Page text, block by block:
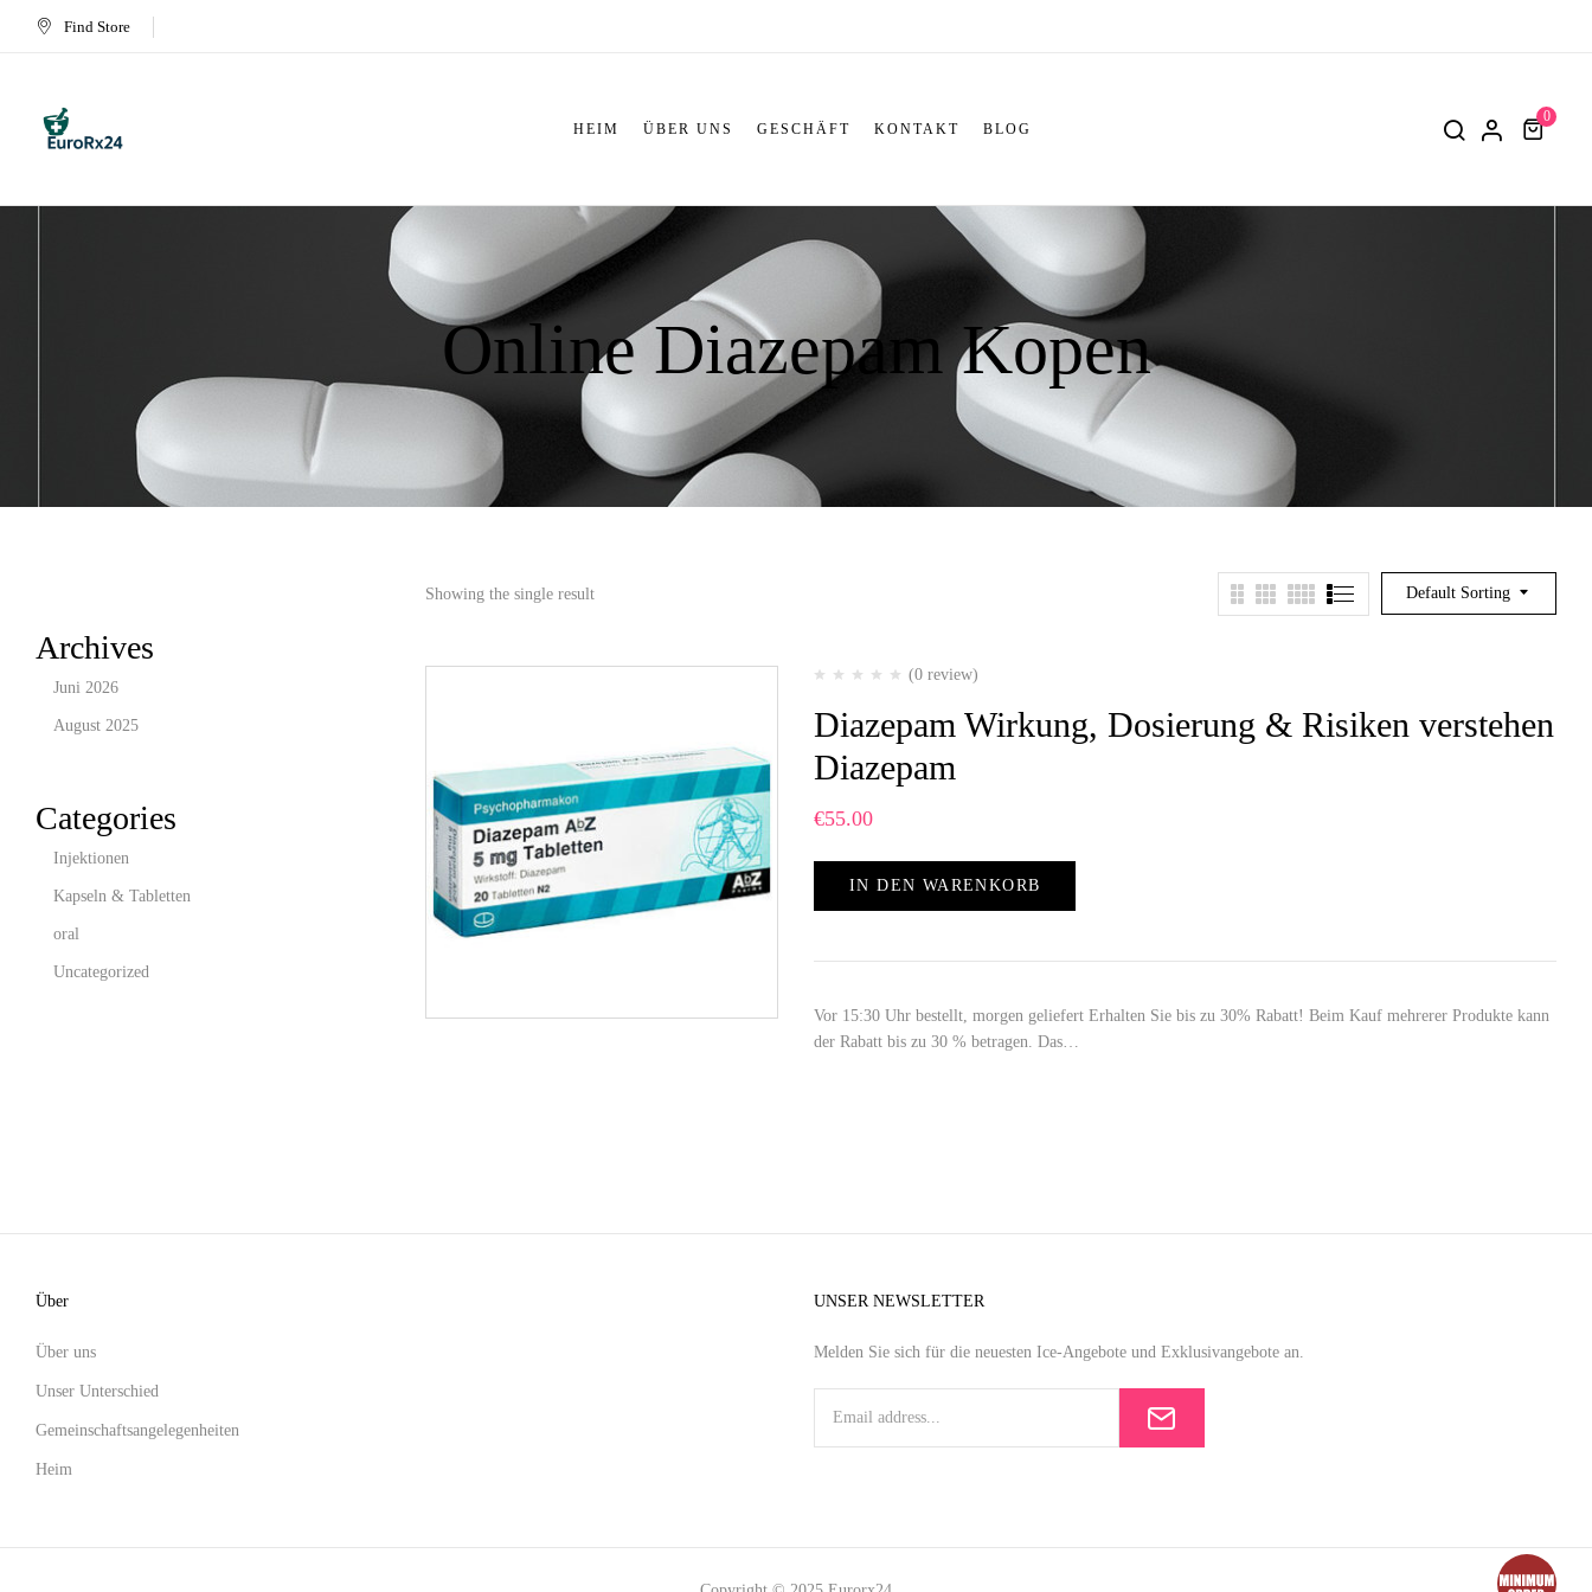
Find Store
HEIM ÜBER UNS GESCHÄFT KONTAKT BLOG
0
Online Diazepam Kopen​
Archives
Juni 2026
August 2025
Categories
Injektionen
Kapseln & Tabletten
oral
Uncategorized
Default Sorting
Showing the single result
(0 review)
Diazepam Wirkung, Dosierung & Risiken verstehen
Diazepam
€55.00
IN DEN WARENKORB
Vor 15:30 Uhr bestellt, morgen geliefert Erhalten Sie bis zu 30% Rabatt! Beim Kauf mehrerer Produkte kann
der Rabatt bis zu 30 % betragen. Das…
Über
Über uns
Unser Unterschied
Gemeinschaftsangelegenheiten
Heim
UNSER NEWSLETTER
Melden Sie sich für die neuesten Ice-Angebote und Exklusivangebote an.